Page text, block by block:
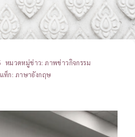
หมวดหมู่ข่าว:ภาพข่าวกิจกรรม
แท็ก: ภาษาอังกฤษ